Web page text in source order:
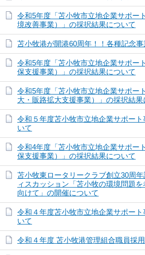
令和5年度「苫小牧市立地企業サポー
境改善事業）」の採択結果について
苫小牧港が開港60周年！！各種記念事
令和5年度「苫小牧市立地企業サポー
保支援事業）」の採択結果について
令和5年度「苫小牧市立地企業サポー
大・販路拡大支援事業）」の採択結果
令和５年度苫小牧市立地企業サポー
いて
令和4年度「苫小牧市立地企業サポー
保支援事業）」の採択結果について
苫小牧東ロータリークラブ創立30周
ィスカッション「苫小牧の環境問題
向けて」の開催について
令和４年度苫小牧市立地企業サポー
いて
令和４年度 苫小牧港管理組合職員採